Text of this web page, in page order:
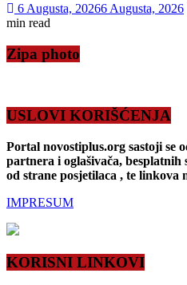
6 Augusta, 20266 Augusta, 2026
min read
Zipa photo
USLOVI KORIŠĆENJA
Portal novostiplus.org sastoji se
partnera i oglašivača,
od strane posjetilaca , te linkova
IMPRESUM
KORISNI LINKOVI